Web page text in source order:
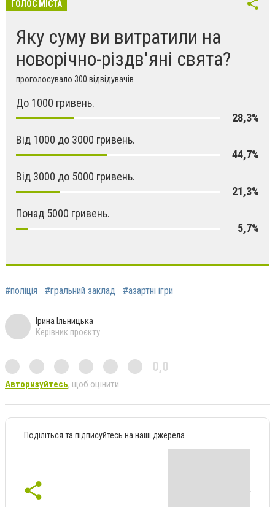
ГОЛОС МІСТА
Яку суму ви витратили на
новорічно-різдв'яні свята?
проголосувало 300 відвідувачів
До 1000 гривень.
28,3%
Від 1000 до 3000 гривень.
44,7%
Від 3000 до 5000 гривень.
21,3%
Понад 5000 гривень.
5,7%
#поліція #гральний заклад #азартні ігри
Ірина Ільницька
Керівник проєкту
0,0
Авторизуйтесь, щоб оцінити
Поділіться та підписуйтесь на наші джерела